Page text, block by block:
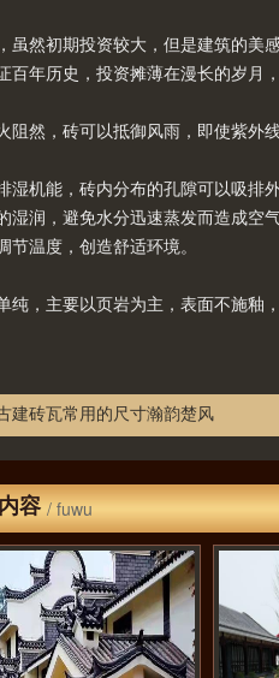
然初期投资较大，但是建筑的美
百年历史，投资摊薄在漫长的岁月
然，砖可以抵御风雨，即使紫外线
机能，砖内分布的孔隙可以吸排
湿润，避免水分迅速蒸发而造成空
节温度，创造舒适环境。
，主要以页岩为主，表面不施釉
建砖瓦常用的尺寸瀚韵楚风
容 / fuwu